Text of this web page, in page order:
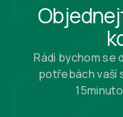
Rádi bychom se
potřebách vaší